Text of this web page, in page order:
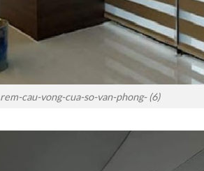
rem-cau-vong-cua-so-van-phong- (6)